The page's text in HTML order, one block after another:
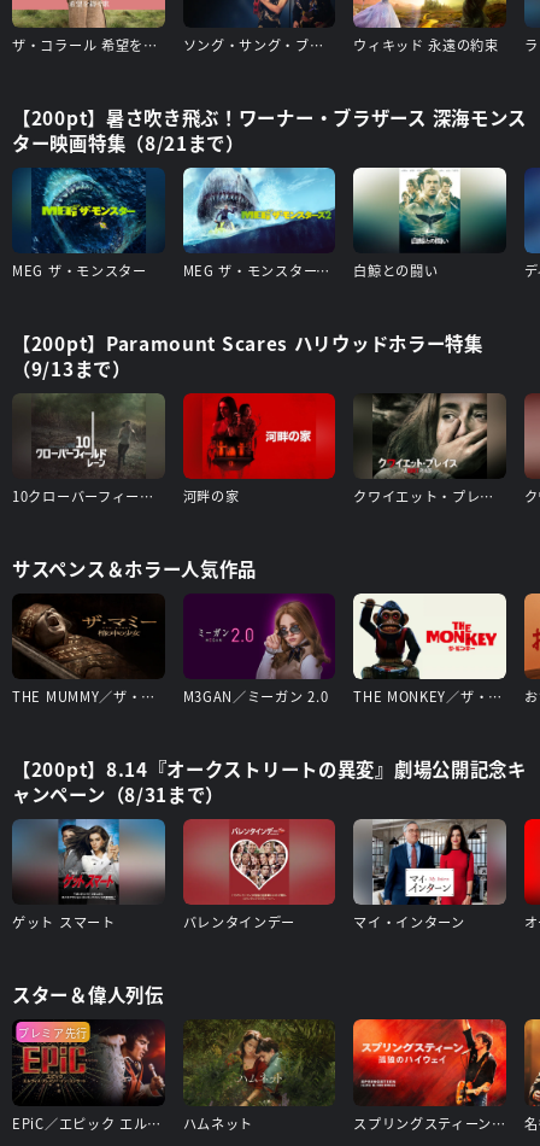
ザ・コラール 希望を紡ぐ歌 ソング・サング・ブルー ウィキッド 永遠の約束
【200pt】暑さ吹き飛ぶ！ワーナー・ブラザース 深海モンス
ター映画特集（8/21まで）
MEG ザ・モンスター MEG ザ・モンスターズ２ 白鯨との闘い
【200pt】Paramount Scares ハリウッドホラー特集
（9/13まで）
10クローバーフィールド・レーン 河畔の家 クワイエット・プレイス
サスペンス＆ホラー人気作品
THE MUMMY／ザ・マミー 棺の中の少女 M3GAN／ミーガン 2.0 THE MONKEY／ザ・モンキー
【200pt】8.14『オークストリートの異変』劇場公開記念キ
ャンペーン（8/31まで）
ゲット スマート バレンタインデー マイ・インターン
スター＆偉人列伝
プレミア先行
EPiC／エピック エルヴィス・プレスリー・イン・コンサート ハムネット スプリングスティーン 孤独のハイウェイ